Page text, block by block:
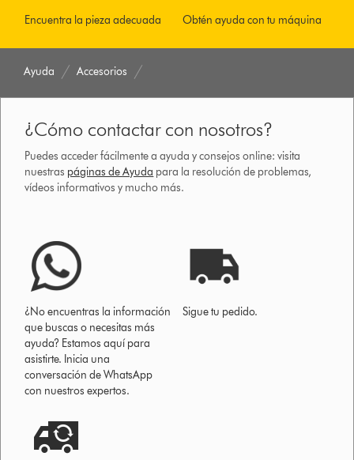
Encuentra la pieza adecuada Obtén ayuda con tu máquina
Ayuda Accesorios
¿Cómo contactar con nosotros?
Puedes acceder fácilmente a ayuda y consejos online: visita
nuestras páginas de Ayuda para la resolución de problemas,
vídeos informativos y mucho más.
¿No encuentras la información
que buscas o necesitas más
ayuda? Estamos aquí para
asistirte. Inicia una
conversación de WhatsApp
con nuestros expertos.
Sigue tu pedido.